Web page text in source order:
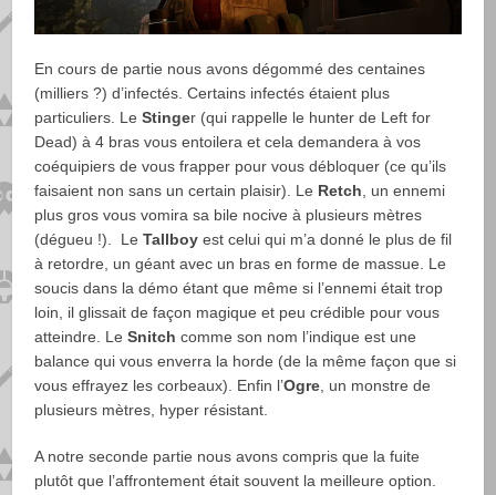
En cours de partie nous avons dégommé des centaines
(milliers ?) d’infectés. Certains infectés étaient plus
particuliers. LeStinger (qui rappelle le hunter de Left for
Dead) à 4 bras vous entoilera et cela demandera à vos
coéquipiers de vous frapper pour vous débloquer (ce qu’ils
faisaient non sans un certain plaisir). Le Retch , un ennemi
plus gros vous vomira sa bile nocive à plusieurs mètres
(dégueu !). LeTallboyest celui qui m’a donné le plus de fil
à retordre, un géant avec un bras en forme de massue. Le
soucis dans la démo étant que même si l’ennemi était trop
loin, il glissait de façon magique et peu crédible pour vous
atteindre. LeSnitch comme son nom l’indique est une
balance qui vous enverra la horde (de la même façon que si
vous effrayez les corbeaux). Enfin l’Ogre , un monstre de
plusieurs mètres, hyper résistant.
A notre seconde partie nous avons compris que la fuite
plutôt que l’affrontement était souvent la meilleure option.